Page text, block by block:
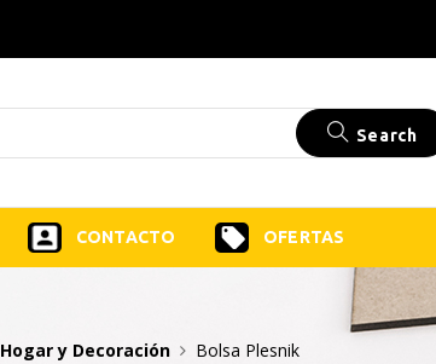
Search
CONTACTO OFERTAS
Hogar y Decoración Bolsa Plesnik